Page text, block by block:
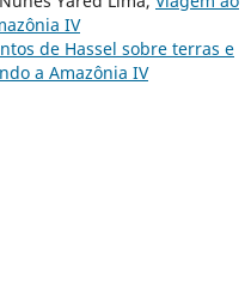
IV
de Hassel sobre terras e
a Amazônia IV